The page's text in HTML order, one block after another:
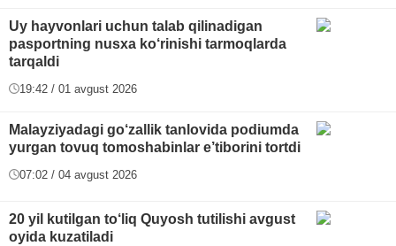
Uy hayvonlari uchun talab qilinadigan
pasportning nusxa ko‘rinishi tarmoqlarda
tarqaldi
19:42 / 01 avgust 2026
Malayziyadagi go‘zallik tanlovida podiumda
yurgan tovuq tomoshabinlar e’tiborini tortdi
07:02 / 04 avgust 2026
20 yil kutilgan to‘liq Quyosh tutilishi avgust
oyida kuzatiladi